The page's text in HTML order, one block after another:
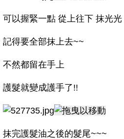
可以握緊一點 從上往下 抹光光
記得要全部抹上去~~
不然都留在手上
護髮就變成護手了!!
抹完護髮油之後的髮尾~~~